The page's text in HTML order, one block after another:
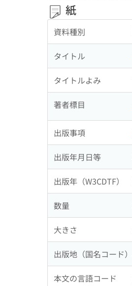
紙
資料種別
タイトル
タイトルよみ
著者標目
出版事項
出版年月日等
出版年（W3CDTF）
数量
大きさ
出版地（国名コード）
本文の言語コード